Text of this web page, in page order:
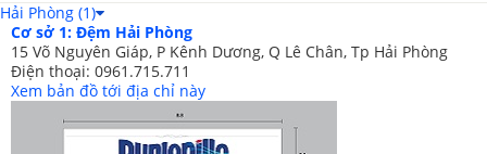
Hải Phòng (1)
Cơ sở 1: Đệm Hải Phòng
15 Võ Nguyên Giáp, P Kênh Dương, Q Lê Chân, Tp Hải Phòng
Điện thoại: 0961.715.711
Xem bản đồ tới địa chỉ này